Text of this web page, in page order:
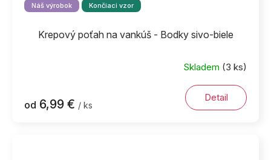
Náš výrobok Končiaci vzor
Krepový poťah na vankúš - Bodky sivo-biele
Skladem (3 ks)
od 6,99 € / ks
Detail